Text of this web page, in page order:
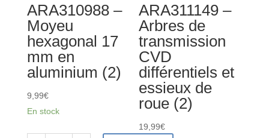
ARA310988 –
Moyeu
hexagonal 17
mm en
aluminium (2)
9,99€
En stock
ARA311149 –
Arbres de
transmission
CVD
différentiels et
essieux de
roue (2)
19,99€